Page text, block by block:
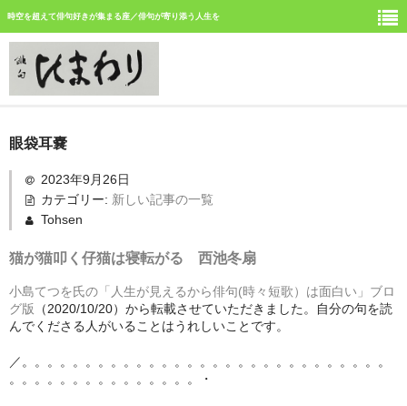
時空を超えて俳句好きが集まる座／俳句が寄り添う人生を
ひまわり誌今月号の俳句
今月みつけた俳句
イベント案内
俳句道場
眼袋耳嚢
2023年9月26日
カテゴリー: 新しい記事の一覧
Tohsen
猫が猫叩く仔猫は寝転がる 西池冬扇
小島てつを氏の「人生が見えるから俳句(時々短歌）は面白い」ブロ
グ版 （2020/10/20）から転載させていただきました。自分の句を読
んでくださる人がいることはうれしいことです。
／。。。。。。。。。。。。。。。。。。。。。。。。。。。。。
。。。。。。。。。。。。。。。・